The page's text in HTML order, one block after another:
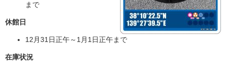
まで
休館日
12月31日正午～1月1日正午まで
在庫状況